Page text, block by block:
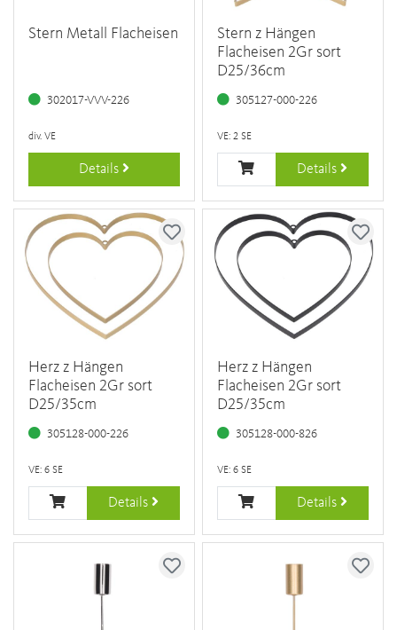
Stern Metall Flacheisen
302017-VVV-226
div. VE
Details
Stern z Hängen
Flacheisen 2Gr sort
D25/36cm
305127-000-226
VE: 2 SE
Details
Herz z Hängen
Flacheisen 2Gr sort
D25/35cm
305128-000-226
VE: 6 SE
Details
Herz z Hängen
Flacheisen 2Gr sort
D25/35cm
305128-000-826
VE: 6 SE
Details